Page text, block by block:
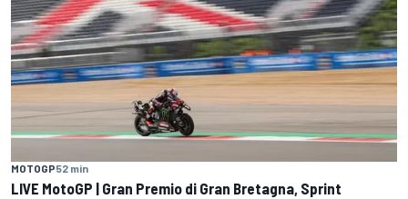
MOTOGP52 min
LIVE MotoGP | Gran Premio di Gran Bretagna, Sprint